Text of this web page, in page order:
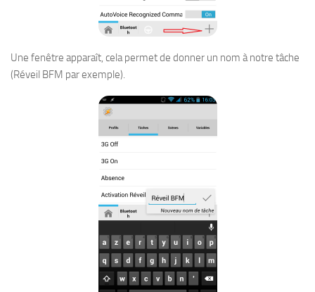
Une fenêtre apparaît, cela permet de donner un nom à notre tâche
(Réveil BFM par exemple).